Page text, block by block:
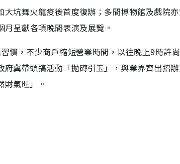
坑舞火龍疫後首度復辦；多間博物館及戲院
呈獻各項晚間表演及展覽。
慣，不少商戶縮短營業時間，以往晚上9時許
冀帶頭搞活動「拋磚引玉」，與業界齊出招
氣旺」。